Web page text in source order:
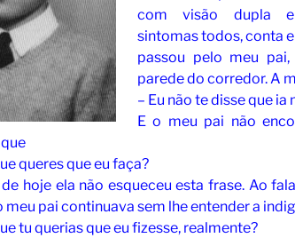
com visão dupla
sintomas todos, conta
passou pelo meu
parede do corredor. A
– Eu não te disse que ia
E o meu pai não
queres que eu faça?
hoje ela não esqueceu esta frase. Ao
meu pai continuava sem lhe entender a
tu querias que eu fizesse, realmente?